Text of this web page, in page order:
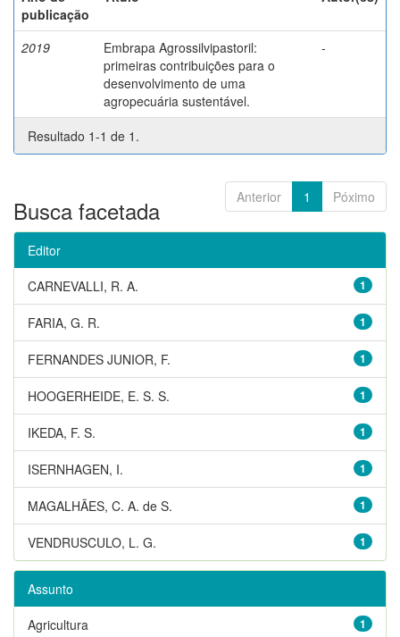
publicação
2019
Embrapa Agrossilvipastoril:
primeiras contribuições para o
desenvolvimento de uma
agropecuária sustentável.
-
Resultado 1-1 de 1.
Anterior 1 Póximo
Busca facetada
Editor
1
CARNEVALLI, R. A.
1
FARIA, G. R.
1
FERNANDES JUNIOR, F.
1
HOOGERHEIDE, E. S. S.
1
IKEDA, F. S.
1
ISERNHAGEN, I.
1
MAGALHÃES, C. A. de S.
1
VENDRUSCULO, L. G.
Assunto
1
Agricultura